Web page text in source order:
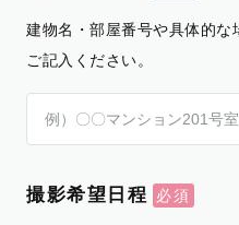
建物名・部屋番号や具体的
ご記入ください。
撮影希望日程